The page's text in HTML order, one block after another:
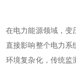
在电力能源领域，变
直接影响整个电力系
环境复杂化，传统监